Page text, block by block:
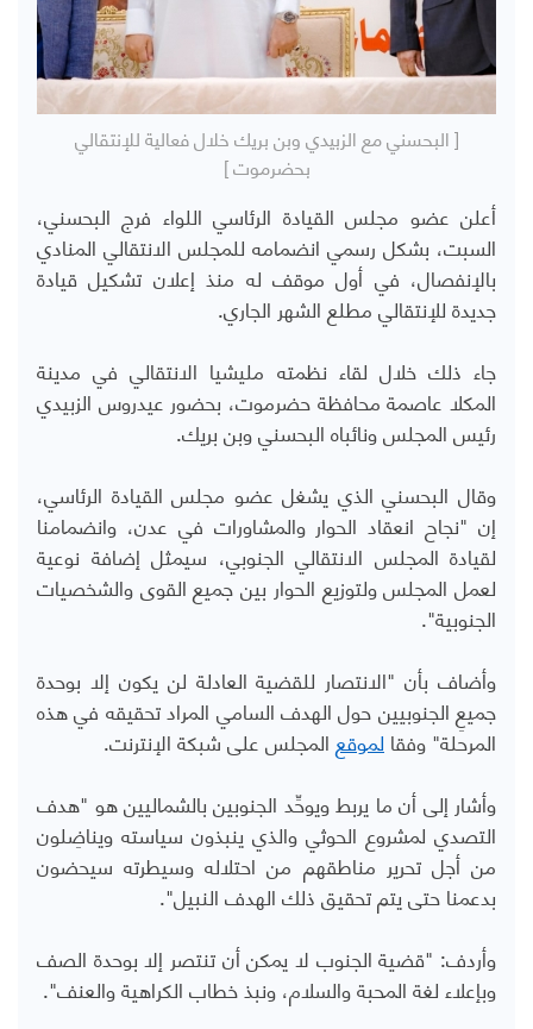
[ البحسني مع الزبيدي وبن بريك خلال فعالية للإنتقالي
بحضرموت ]
أعلن عضو مجلس القيادة الرئاسي اللواء فرج البحسني،
السبت، بشكل رسمي انضمامه للمجلس الانتقالي المنادي
بالإنفصال، في أول موقف له منذ إعلان تشكيل قيادة
جديدة للإنتقالي مطلع الشهر الجاري.
جاء ذلك خلال لقاء نظمته مليشيا الانتقالي في مدينة
المكلا عاصمة محافظة حضرموت، بحضور عيدروس الزبيدي
رئيس المجلس ونائباه البحسني وبن بريك.
وقال البحسني الذي يشغل عضو مجلس القيادة الرئاسي،
إن "نجاح انعقاد الحوار والمشاورات في عدن، وانضمامنا
لقيادة المجلس الانتقالي الجنوبي، سيمثل إضافة نوعية
لعمل المجلس ولتوزيع الحوار بين جميع القوى والشخصيات
الجنوبية".
وأضاف بأن "الانتصار للقضية العادلة لن يكون إلا بوحدة
جميعِ الجنوبيين حول الهدف السامي المراد تحقيقه في هذه
المرحلة" وفقا لموقعالمجلس على شبكة الإنترنت.
وأشار إلى أن ما يربط ويوحِّد الجنوبين بالشماليين هو "هدف
التصدي لمشروع الحوثي والذي ينبذون سياسته ويناضِلون
من أجل تحرير مناطقهم من احتلاله وسيطرته سيحضون
بدعمنا حتى يتم تحقيق ذلك الهدف النبيل".
وأردف: "قضية الجنوب لا يمكن أن تنتصر إلا بوحدة الصف
وبإعلاء لغة المحبة والسلام، ونبذ خطاب الكراهية والعنف".